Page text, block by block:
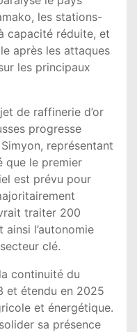
les stations-
capacité réduite, et
après les attaques
les principaux
de raffinerie d’or
progresse
représentant
que le premier
est prévu pour
traiter 200
ainsi l’autonomie
clé.
continuité du
et étendu en 2025
et énergétique.
sa présence